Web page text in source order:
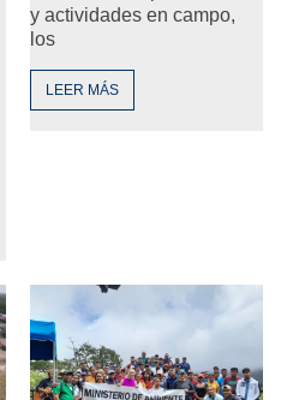
y actividades en campo,
los
LEER MÁS